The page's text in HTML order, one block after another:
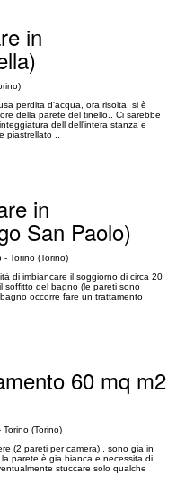
in
perdita d'acqua, ora risolta, si è
della parete del tinello.. Ci sarebbe
dell dell'intera stanza e
piastrellato ..
in
San Paolo)
Torino (Torino)
di imbiancare il soggiorno di circa 20
soffitto del bagno (le pareti sono
occorre fare un trattamento
60 mq m2
(Torino)
(2 pareti per camera) , sono gia in
parete è gia bianca e necessita di
stuccare solo qualche